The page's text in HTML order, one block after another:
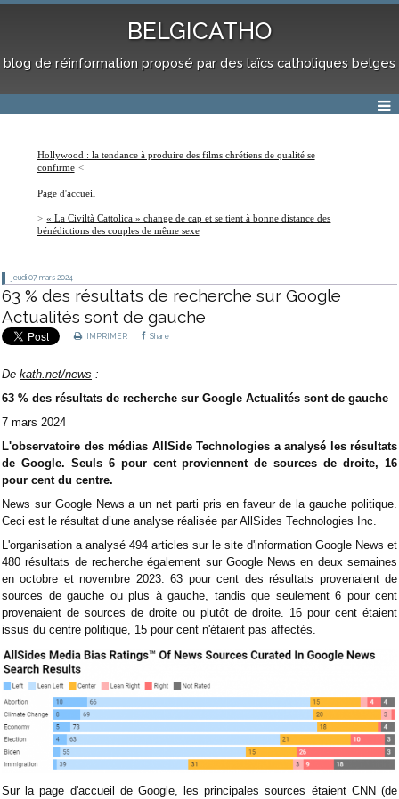
BELGICATHO
blog de réinformation proposé par des laïcs catholiques belges
Hollywood : la tendance à produire des films chrétiens de qualité se
confirme
Page d'accueil
« La Civiltà Cattolica » change de cap et se tient à bonne distance des
bénédictions des couples de même sexe
jeudi 07 mars 2024
63 % des résultats de recherche sur Google
Actualités sont de gauche
IMPRIMER Share
De kath.net/news :
63 % des résultats de recherche sur Google Actualités sont de gauche
7 mars 2024
L'observatoire des médias AllSide Technologies a analysé les résultats
de Google. Seuls 6 pour cent proviennent de sources de droite, 16
pour cent du centre.
News sur Google News a un net parti pris en faveur de la gauche politique.
Ceci est le résultat d’une analyse réalisée par AllSides Technologies Inc.
L'organisation a analysé 494 articles sur le site d'information Google News et
480 résultats de recherche également sur Google News en deux semaines
en octobre et novembre 2023. 63 pour cent des résultats provenaient de
sources de gauche ou plus à gauche, tandis que seulement 6 pour cent
provenaient de sources de droite ou plutôt de droite. 16 pour cent étaient
issus du centre politique, 15 pour cent n'étaient pas affectés.
Sur la page d'accueil de Google, les principales sources étaient CNN (de